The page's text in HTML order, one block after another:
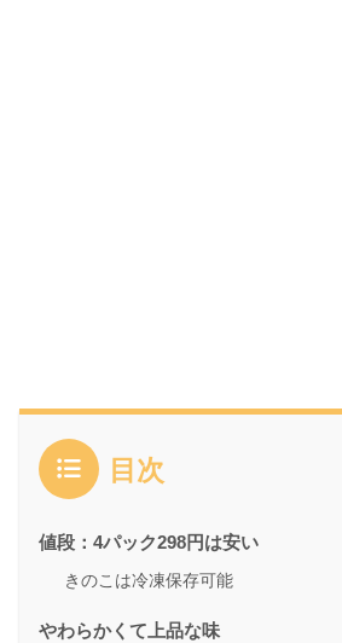
目次
値段：4パック298円は安い
きのこは冷凍保存可能
やわらかくて上品な味